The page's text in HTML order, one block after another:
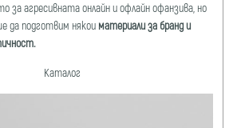
за агресивната онлайн и офлайн офанзива, но
да подготвим някои материали за бранд и
Каталог